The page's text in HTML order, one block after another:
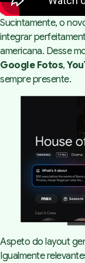
Sucintamente, o
integrar
americana. Desse
Google Fotos,
sempre presente.
Aspeto do layout
Igualmente